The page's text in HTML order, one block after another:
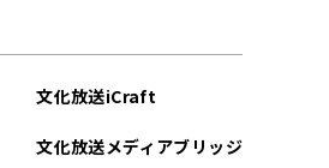
文化放送iCraft
文化放送メディアブリッジ